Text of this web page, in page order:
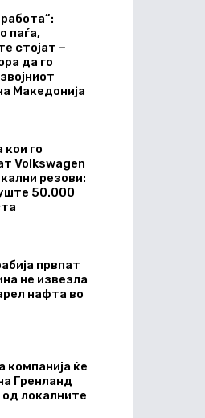
паѓа,
стојат –
да го
Македонија
кои го
Volkswagen
резови:
50.000
првпат
не извезла
нафта во
компанија ќе
Гренланд
локалните